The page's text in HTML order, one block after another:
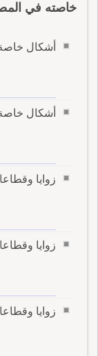
خاصته في
أشكال
أشكال
زوايا
زوايا
زوايا